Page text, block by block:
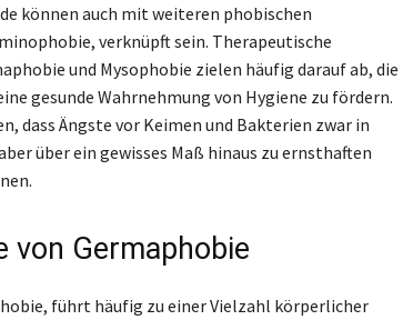
können auch mit weiteren phobischen
verknüpft sein. Therapeutische
und Mysophobie zielen häufig darauf ab, die
gesunde Wahrnehmung von Hygiene zu fördern.
dass Ängste vor Keimen und Bakterien zwar in
über ein gewisses Maß hinaus zu ernsthaften
von Germaphobie
führt häufig zu einer Vielzahl körperlicher